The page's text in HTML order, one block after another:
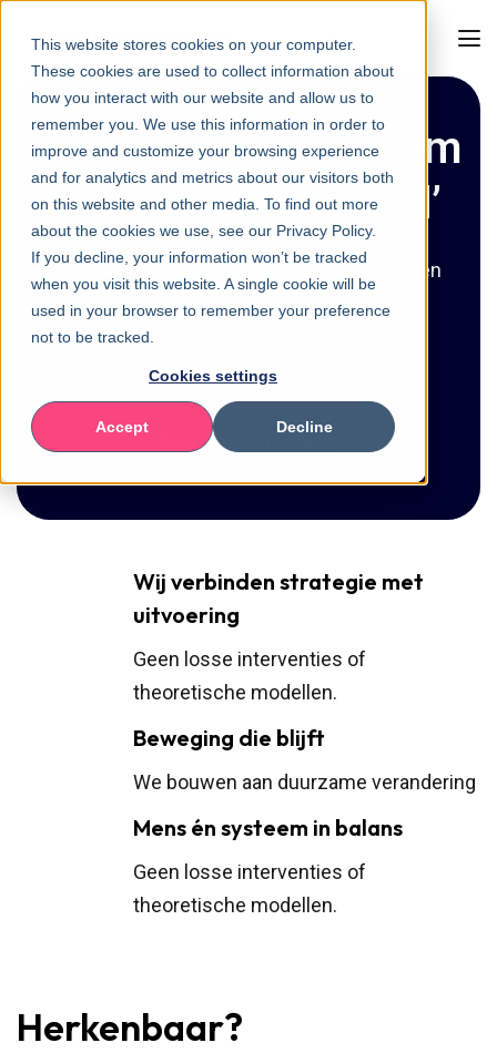
This website stores cookies on your computer.
These cookies are used to collect information about
how you interact with our website and allow us to
remember you. We use this information in order to
improve and customize your browsing experience
and for analytics and metrics about our visitors both
on this website and other media. To find out more
about the cookies we use, see our Privacy Policy.
If you decline, your information won’t be tracked
when you visit this website. A single cookie will be
used in your browser to remember your preference
not to be tracked.
Cookies settings
Accept Decline
Scaled Agile ‘Waarom
juist via Connected’
Dé training voor PO’s die echt verschil willen
maken
Incompany aanvragen
Download brochure
Wij verbinden strategie met
uitvoering
Geen losse interventies of
theoretische modellen.
Beweging die blijft
We bouwen aan duurzame verandering
Mens én systeem in balans
Geen losse interventies of
theoretische modellen.
Herkenbaar?